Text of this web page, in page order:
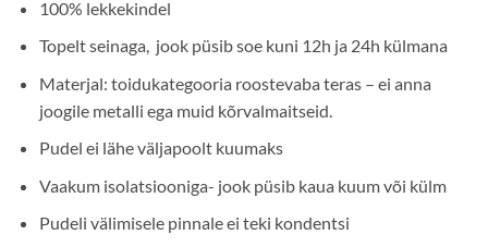
100% lekkekindel
Topelt seinaga, jook püsib soe kuni 12h ja 24h külmana
Materjal: toidukategooria roostevaba teras – ei anna
joogile metalli ega muid kõrvalmaitseid.
Pudel ei lähe väljapoolt kuumaks
Vaakum isolatsiooniga- jook püsib kaua kuum või külm
Pudeli välimisele pinnale ei teki kondentsi